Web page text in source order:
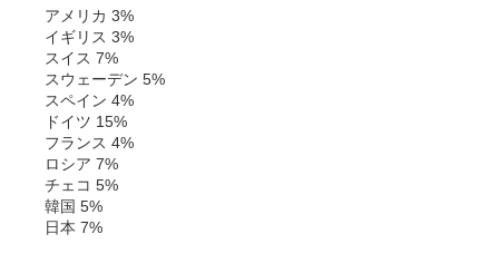
アメリカ 3%
イギリス 3%
スイス 7%
スウェーデン 5%
スペイン 4%
ドイツ 15%
フランス 4%
ロシア 7%
チェコ 5%
韓国 5%
日本 7%